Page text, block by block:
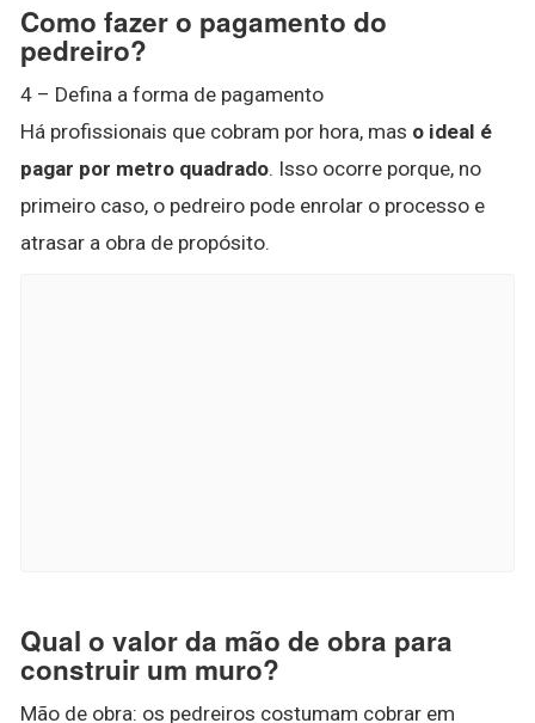
Como fazer o pagamento do
pedreiro?
4 – Defina a forma de pagamento
Há profissionais que cobram por hora, mas o ideal é
pagar por metro quadrado. Isso ocorre porque, no
primeiro caso, o pedreiro pode enrolar o processo e
atrasar a obra de propósito.
Qual o valor da mão de obra para
construir um muro?
Mão de obra: os pedreiros costumam cobrar em